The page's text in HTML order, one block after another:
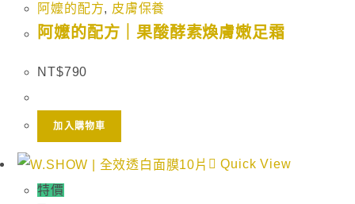
阿嬤的配方, 皮膚保養
阿嬤的配方｜果酸酵素煥膚嫩足霜
NT$790
加入購物車
Quick View
特價